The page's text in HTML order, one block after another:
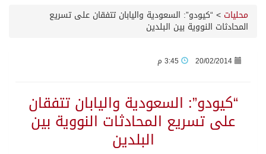
محليات > “كيودو”: السعودية واليابان تتفقان على تسريع
المحادثات النووية بين البلدين
20/02/2014
“كيودو”: السعودية واليابان تتفقان
على تسريع المحادثات النووية بين
البلدين